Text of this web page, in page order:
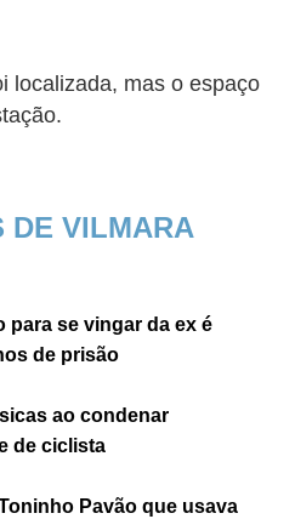
localizada, mas o espaço
DE VILMARA
para se vingar da ex é
de prisão
ao condenar
de ciclista
Pavão que usava